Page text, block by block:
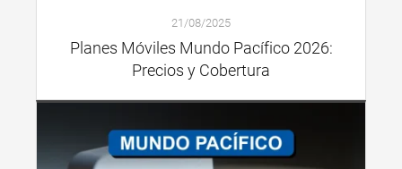
21/08/2025
Planes Móviles Mundo Pacífico 2026:
Precios y Cobertura